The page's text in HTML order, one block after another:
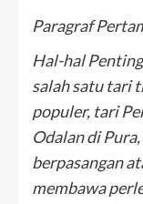
Paragraf
Hal-hal
salah satu tari
populer, tari
Odalan di
berpasangan
membawa